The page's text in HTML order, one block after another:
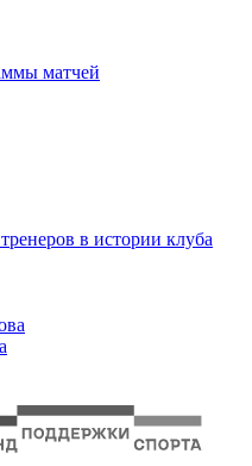
матчей
в истории клуба